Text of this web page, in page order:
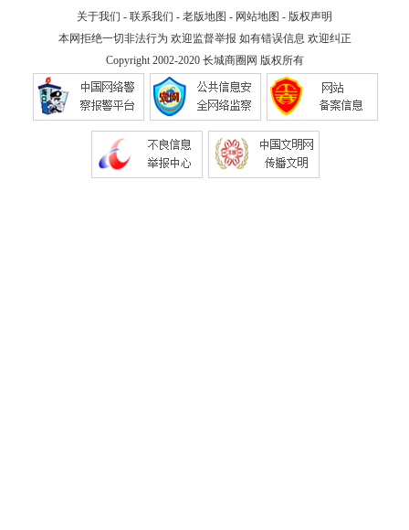
关于我们 - 联系我们 - 老版地图 - 网站地图 - 版权声明
本网拒绝一切非法行为 欢迎监督举报 如有错误信息 欢迎纠正
Copyright 2002-2020 长城商圈网 版权所有